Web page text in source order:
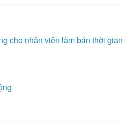
cho nhân viên làm bán thời gian